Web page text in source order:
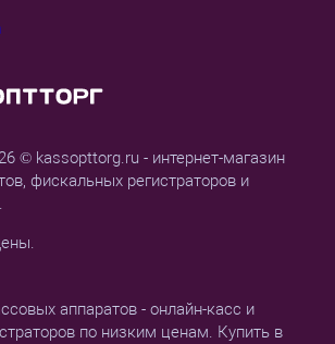
© kassopttorg.ru - интернет-магазин
фискальных регистраторов и
аппаратов - онлайн-касс и
по низким ценам. Купить в